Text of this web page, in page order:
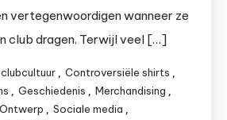
vertegenwoordigen wanneer ze
club dragen. Terwijl veel […]
clubcultuur , Controversiële shirts ,
, Geschiedenis , Merchandising ,
Ontwerp , Sociale media ,